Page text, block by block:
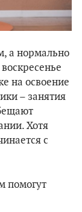
а нормально
на освоение
– занятия
Хотя
с
помогут